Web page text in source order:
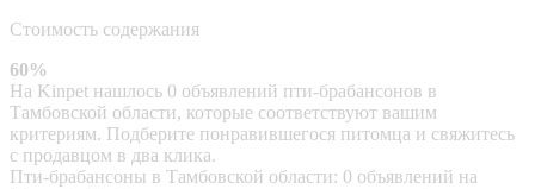
Стоимость содержания
60%
На Kinpet нашлось 0 объявлений пти-брабансонов в
Тамбовской области, которые соответствуют вашим
критериям. Подберите понравившегося питомца и свяжитесь
с продавцом в два клика.
Пти-брабансоны в Тамбовской области: 0 объявлений на